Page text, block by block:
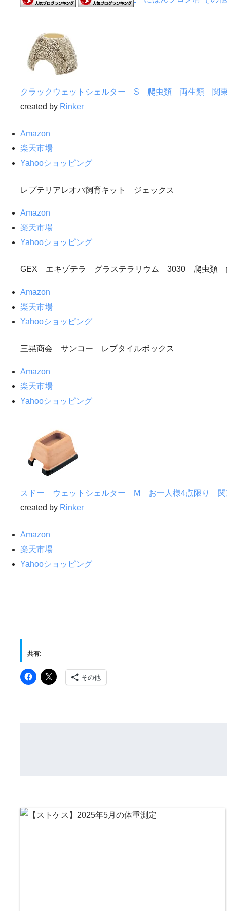
クラックウェットシェルター S 爬虫類 両生類 関
created by Rinker
Amazon
楽天市場
Yahooショッピング
レプテリアレオパ飼育キット ジェックス
Amazon
楽天市場
Yahooショッピング
GEX エキゾテラ グラステラリウム 3030 爬虫類
Amazon
楽天市場
Yahooショッピング
三晃商会 サンコー レプタイルボックス
Amazon
楽天市場
Yahooショッピング
スドー ウェットシェルター M お一人様4点限り 関
created by Rinker
Amazon
楽天市場
Yahooショッピング
共有:
その他